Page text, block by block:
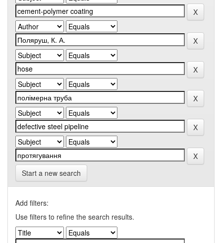
Start a new search
Add filters:
Use filters to refine the search results.